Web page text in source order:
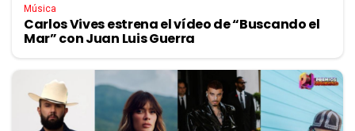
Música
Carlos Vives estrena el vídeo de “Buscando el
Mar” con Juan Luis Guerra